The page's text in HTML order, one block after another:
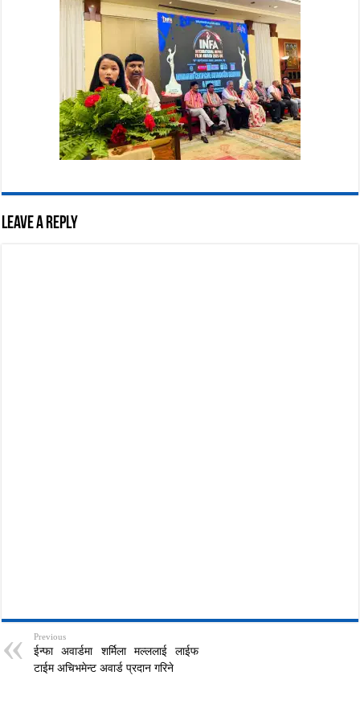
Leave a Reply
Previous
ईन्फा अवार्डमा शर्मिला मल्ललाई लाईफ
टाईम अचिभमेन्ट अवार्ड प्रदान गरिने